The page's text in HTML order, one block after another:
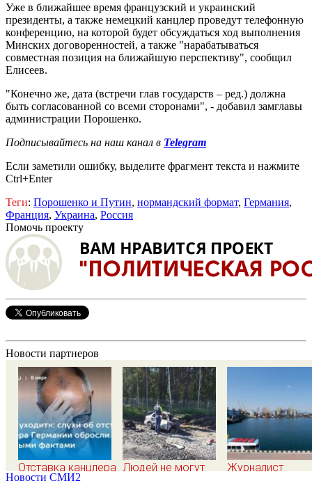
Уже в ближайшее время французский и украинский
президенты, а также немецкий канцлер проведут телефонную
конференцию, на которой будет обсуждаться ход выполнения
Минских договоренностей, а также "нарабатываться
совместная позиция на ближайшую перспективу", сообщил
Елисеев.
"Конечно же, дата (встречи глав государств – ред.) должна
быть согласованной со всеми сторонами", - добавил замглавы
администрации Порошенко.
Подписывайтесь на наш канал в Telegram
Если заметили ошибку, выделите фрагмент текста и нажмите
Ctrl+Enter
Теги: Порошенко и Путин, нормандский формат, Германия,
Франция, Украина, Россия
Помочь проекту
Новости партнеров
Отставка канцлера Людей не могут
Журналист
Новости СМИ2